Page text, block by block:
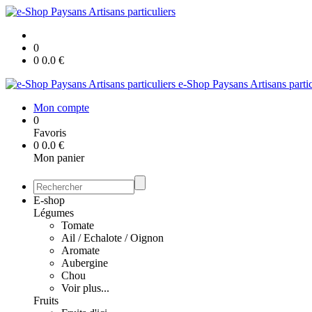
0
0 0.0 €
e-Shop Paysans Artisans
Mon compte
0
Favoris
0 0.0 €
Mon panier
E-shop
Légumes
Tomate
Ail / Echalote / Oignon
Aromate
Aubergine
Chou
Voir plus...
Fruits